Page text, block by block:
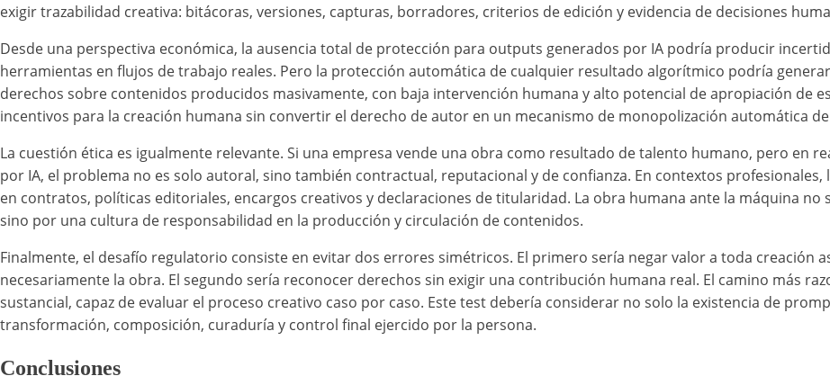
exigir trazabilidad creativa: bitácoras, versiones, capturas, borradores, criterios de edición y evidencia de decisiones
Desde una perspectiva económica, la ausencia total de protección para outputs generados por IA podría producir
herramientas en flujos de trabajo reales. Pero la protección automática de cualquier resultado algorítmico podría
derechos sobre contenidos producidos masivamente, con baja intervención humana y alto potencial de apropiación de
incentivos para la creación humana sin convertir el derecho de autor en un mecanismo de monopolización automática
La cuestión ética es igualmente relevante. Si una empresa vende una obra como resultado de talento humano, pero en
por IA, el problema no es solo autoral, sino también contractual, reputacional y de confianza. En contextos
en contratos, políticas editoriales, encargos creativos y declaraciones de titularidad. La obra humana ante la máquina
sino por una cultura de responsabilidad en la producción y circulación de contenidos.
Finalmente, el desafío regulatorio consiste en evitar dos errores simétricos. El primero sería negar valor a toda creación
necesariamente la obra. El segundo sería reconocer derechos sin exigir una contribución humana real. El camino más
sustancial, capaz de evaluar el proceso creativo caso por caso. Este test debería considerar no solo la existencia de
transformación, composición, curaduría y control final ejercido por la persona.
Conclusiones